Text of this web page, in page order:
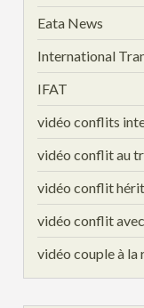
Eata News
International
IFAT
vidéo conflits
vidéo conflit au
vidéo conflit
vidéo conflit
vidéo couple à la